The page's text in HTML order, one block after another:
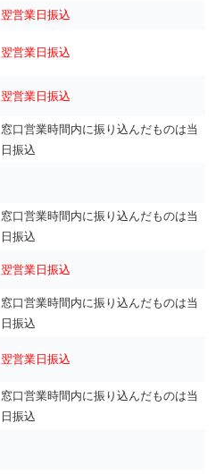
翌営業日振込
翌営業日振込
翌営業日振込
窓口営業時間内に振り込んだものは当
日振込
窓口営業時間内に振り込んだものは当
日振込
翌営業日振込
窓口営業時間内に振り込んだものは当
日振込
翌営業日振込
窓口営業時間内に振り込んだものは当
日振込